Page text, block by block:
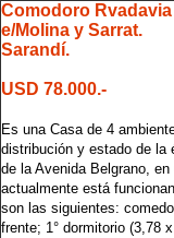
Comodoro Rvadavia
e/Molina y Sarrat.
Sarandí.
USD 78.000.-
Es una Casa de 4
distribución y estado de la
de la Avenida Belgrano,
actualmente está
son las siguientes:
frente; 1° dormitorio (3,78